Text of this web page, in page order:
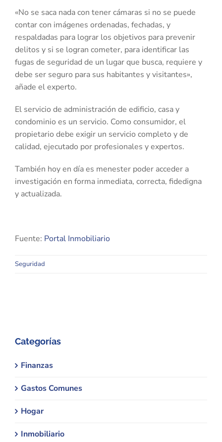
«No se saca nada con tener cámaras si no se puede
contar con imágenes ordenadas, fechadas, y
respaldadas para lograr los objetivos para prevenir
delitos y si se logran cometer, para identificar las
fugas de seguridad de un lugar que busca, requiere y
debe ser seguro para sus habitantes y visitantes»,
añade el experto.
El servicio de administración de edificio, casa y
condominio es un servicio. Como consumidor, el
propietario debe exigir un servicio completo y de
calidad, ejecutado por profesionales y expertos.
También hoy en día es menester poder acceder a
investigación en forma inmediata, correcta, fidedigna
y actualizada.
Fuente: Portal Inmobiliario
Seguridad
Categorías
Finanzas
Gastos Comunes
Hogar
Inmobiliario